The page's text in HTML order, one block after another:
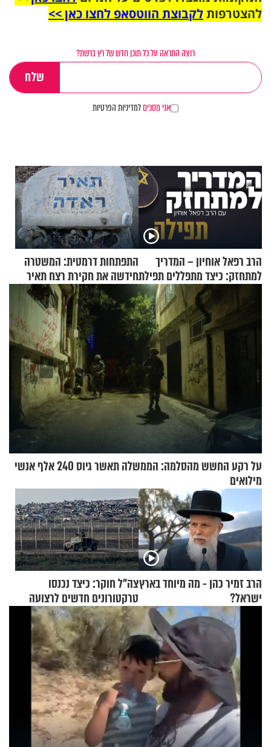
להצטרפותלקבוצת הווטסאפ לחצו כאן >>
רוצה התראה על כל תוכן חדש של רץ ברשת?
אני מסכיםלמדיניות הפרטיות
הרב רפאל אוחיון – המדריך
למתחזק: כיצד מתפללים תפילת
שמונה עשרה?
התפתחות דרמטית: המשטרה
חידשה את חקירת רצח תאיר
ראדה
על רקע החשש מהסלמה: הממשלה תאשר גיוס 240 אלף אנשי
מילואים
הרב זמיר כהן - מה מיוחד בארץ
ישראל?
צה"ל חוקר: כיצד נכנסו
טרקטורונים חדשים לרצועה